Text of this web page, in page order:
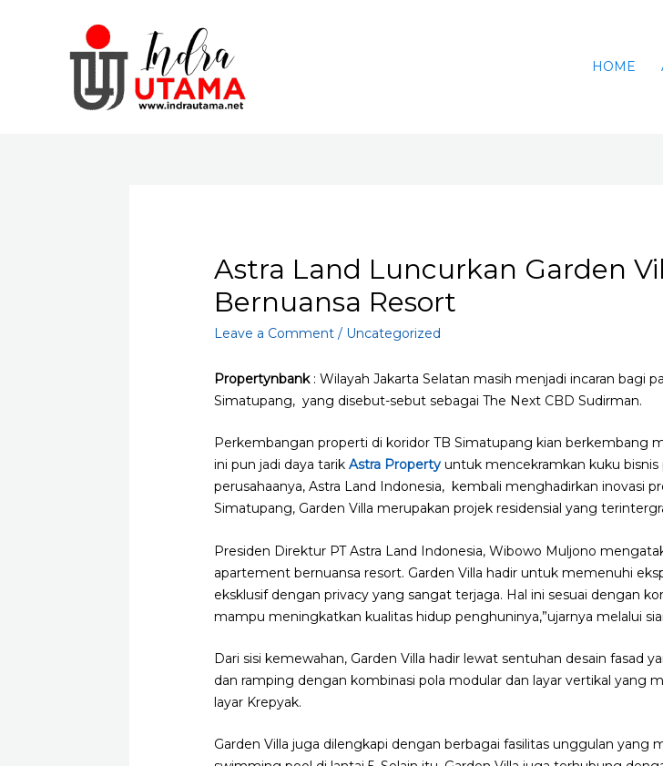
HOME
Astra Land Luncurkan Garden
Bernuansa Resort
Leave a Comment / Uncategorized
Propertynbank:Wilayah Jakarta Selatan masih menjadi incaran bagi
Simatupang, yang disebut-sebut sebagai The Next CBD Sudirman.
Perkembangan properti di koridor TB Simatupang kian berkembang
ini pun jadi daya tarikAstra Property untuk mencekramkan kuku
perusahaanya, Astra Land Indonesia, kembali menghadirkan inovasi
Simatupang, Garden Villa merupakan projek residensial yang
Presiden Direktur PT Astra Land Indonesia, Wibowo Muljono
apartement bernuansa resort. Garden Villa hadir untuk memenuhi
eksklusif dengan privacy yang sangat terjaga. Hal ini sesuai dengan
mampu meningkatkan kualitas hidup penghuninya,”ujarnya melalui
Dari sisi kemewahan, Garden Villa hadir lewat sentuhan desain fasad
dan ramping dengan kombinasi pola modular dan layar vertikal yang
layar Krepyak.
Garden Villa juga dilengkapi dengan berbagai fasilitas unggulan yang